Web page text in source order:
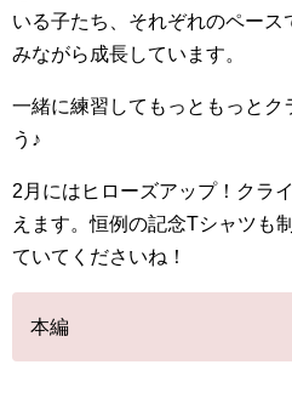
いる子たち、それぞれのペース
みながら成長しています。
一緒に練習してもっともっとク
う♪
2月にはヒローズアップ！クラ
えます。恒例の記念Tシャツも
ていてくださいね！
本編